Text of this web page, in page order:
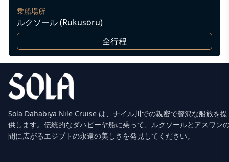
乗船場所
ルクソール (Rukusōru)
全行程
Sola Dahabiya Nile Cruise は、ナイル川での親密で贅沢な船旅を提
供します。伝統的なダハビーヤ船に乗って、ルクソールとアスワン
間に広がるエジプトの永遠の美しさを発見してください。